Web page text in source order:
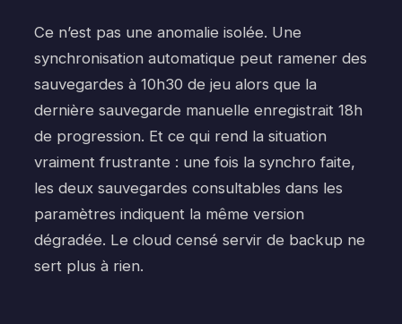
Ce n’est pas une anomalie isolée. Une
synchronisation automatique peut ramener des
sauvegardes à 10h30 de jeu alors que la
dernière sauvegarde manuelle enregistrait 18h
de progression. Et ce qui rend la situation
vraiment frustrante : une fois la synchro faite,
les deux sauvegardes consultables dans les
paramètres indiquent la même version
dégradée. Le cloud censé servir de backup ne
sert plus à rien.